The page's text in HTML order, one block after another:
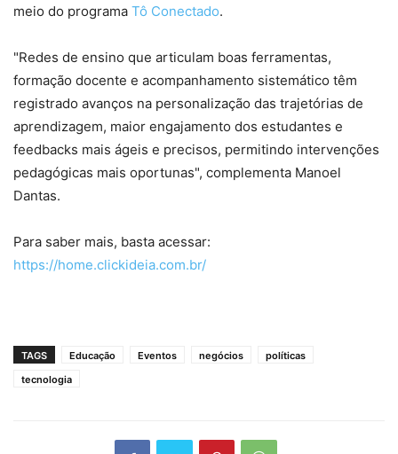
meio do programa Tô Conectado.
"Redes de ensino que articulam boas ferramentas,
formação docente e acompanhamento sistemático têm
registrado avanços na personalização das trajetórias de
aprendizagem, maior engajamento dos estudantes e
feedbacks mais ágeis e precisos, permitindo intervenções
pedagógicas mais oportunas", complementa Manoel
Dantas.
Para saber mais, basta acessar:
https://home.clickideia.com.br/
TAGS Educação Eventos negócios
políticas
tecnologia